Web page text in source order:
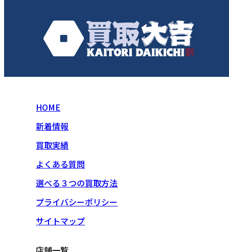
HOME
新着情報
買取実績
よくある質問
選べる３つの買取方法
プライバシーポリシー
サイトマップ